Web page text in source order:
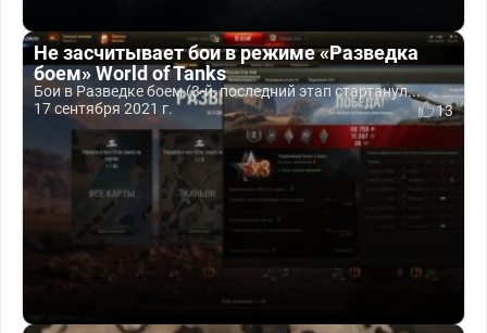
Не засчитывает бои в режиме «Разведка
боем» World of Tanks
Бои в Разведке боем (3-й, последний этап стартанул...
17 сентября 2021 г.
13